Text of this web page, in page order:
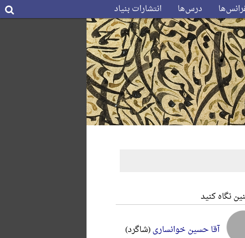
درس‌ها انتشارات بنیاد
نگاه کنید
آقا حسین خوانساری(شاگرد)